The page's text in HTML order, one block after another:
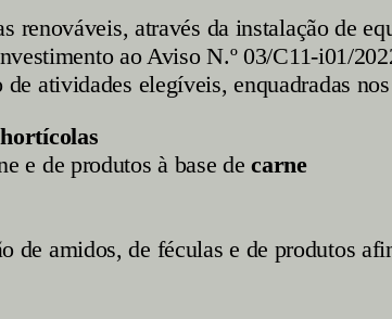
renováveis, através da instalação de
ao Aviso N.º 03/C11-i01/
de atividades elegíveis, enquadradas
e de produtos à base decarne
de amidos, de féculas e de produtos